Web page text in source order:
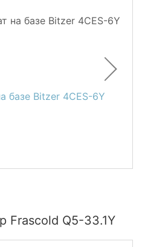
базе Bitzer 4СES-6Y
Frascold Q5-33.1Y